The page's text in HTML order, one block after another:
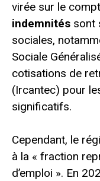
virée sur le
indemnités sont
sociales,
Sociale
cotisations de
(Ircantec) pour
significatifs.
Cependant, le
à la « fraction
d’emploi ». En